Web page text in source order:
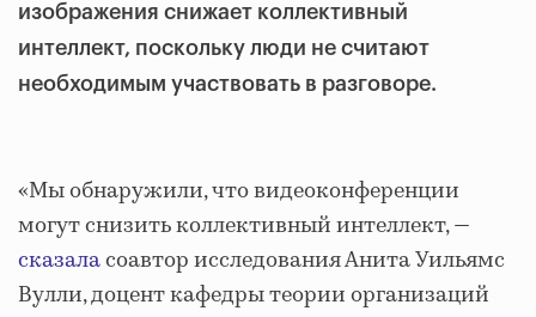
изображения снижает коллективный
интеллект, поскольку люди не считают
необходимым участвовать в разговоре.
«Мы обнаружили, что видеоконференции
могут снизить коллективный интеллект, —
сказаласоавтор исследования Анита Уильямс
Вулли, доцент кафедры теории организаций